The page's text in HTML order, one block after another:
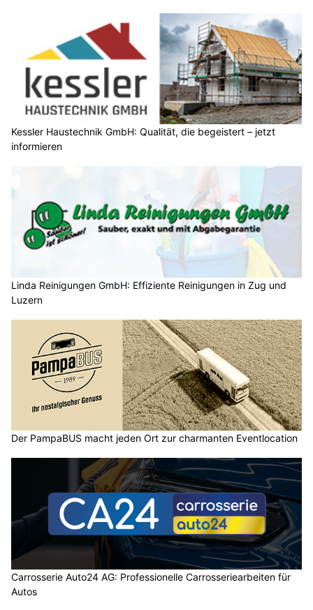
Kessler Haustechnik GmbH: Qualität, die begeistert – jetzt
informieren
Linda Reinigungen GmbH: Effiziente Reinigungen in Zug und
Luzern
Der PampaBUS macht jeden Ort zur charmanten Eventlocation
Carrosserie Auto24 AG: Professionelle Carrosseriearbeiten für
Autos